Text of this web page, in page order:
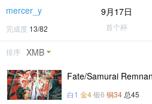
mercer_y
完成度 13/82
9月17日
首个杯
排序 XMB
Fate/Samurai
白1 金4银6 铜34 总45